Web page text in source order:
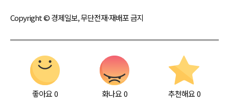
Copyright © 경제일보, 무단전재·재배포 금지
좋아요0 화나요0 추천해요 0